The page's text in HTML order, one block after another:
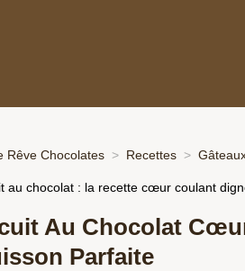
Rêve Chocolates Recettes
au chocolat : la recette cœur coulant
Au Chocolat
Parfaite